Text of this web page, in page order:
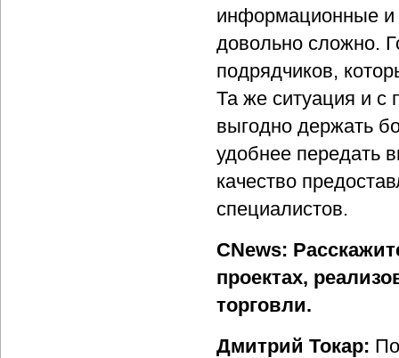
информационные и
довольно сложно.
подрядчиков,
Та же ситуация и с
выгодно держать
удобнее передать
качество
специалистов.
CNews:
проектах,
торговли.
Дмитрий Токар: